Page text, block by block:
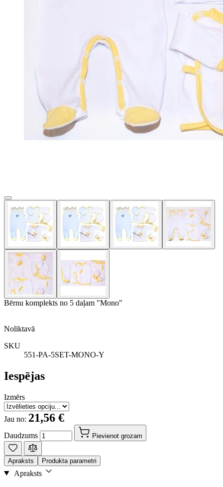
Bērnu komplekts no 5 daļam "Mono"
Noliktavā
SKU
551-PA-5SET-MONO-Y
Iespējas
Izmērs
Jau no: 21,56 €
Daudzums Pievienot grozam
Apraksts Produkta parametri
Apraksts